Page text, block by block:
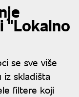
"Lokalno
se sve više
iz skladišta
filtere koji